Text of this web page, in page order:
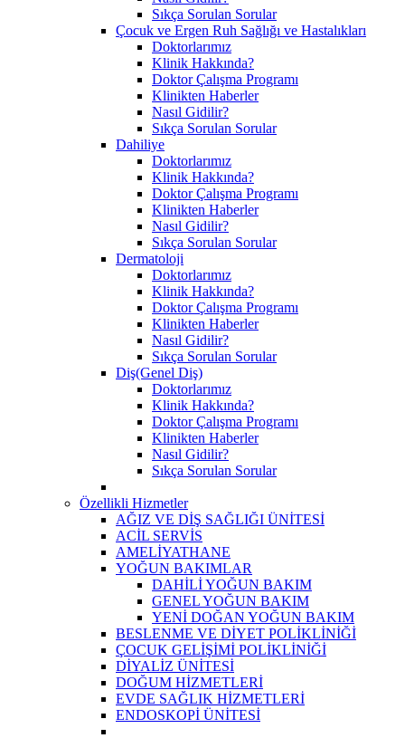
Sıkça Sorulan Sorular
Çocuk ve Ergen Ruh Sağlığı ve Hastalıkları
Doktorlarımız
Klinik Hakkında?
Doktor Çalışma Programı
Klinikten Haberler
Nasıl Gidilir?
Sıkça Sorulan Sorular
Dahiliye
Doktorlarımız
Klinik Hakkında?
Doktor Çalışma Programı
Klinikten Haberler
Nasıl Gidilir?
Sıkça Sorulan Sorular
Dermatoloji
Doktorlarımız
Klinik Hakkında?
Doktor Çalışma Programı
Klinikten Haberler
Nasıl Gidilir?
Sıkça Sorulan Sorular
Diş(Genel Diş)
Doktorlarımız
Klinik Hakkında?
Doktor Çalışma Programı
Klinikten Haberler
Nasıl Gidilir?
Sıkça Sorulan Sorular
Özellikli Hizmetler
AĞIZ VE DİŞ SAĞLIĞI ÜNİTESİ
ACİL SERVİS
AMELİYATHANE
YOĞUN BAKIMLAR
DAHİLİ YOĞUN BAKIM
GENEL YOĞUN BAKIM
YENİ DOĞAN YOĞUN BAKIM
BESLENME VE DİYET POLİKLİNİĞİ
ÇOCUK GELİŞİMİ POLİKLİNİĞİ
DİYALİZ ÜNİTESİ
DOĞUM HİZMETLERİ
EVDE SAĞLIK HİZMETLERİ
ENDOSKOPİ ÜNİTESİ